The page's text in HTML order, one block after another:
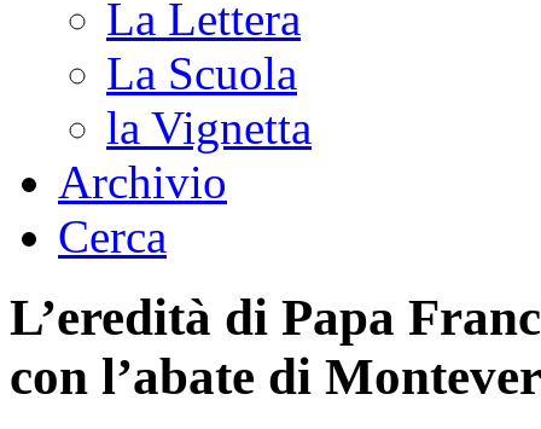
La Lettera
La Scuola
la Vignetta
Archivio
Cerca
L’eredità di Papa
con l’abate di